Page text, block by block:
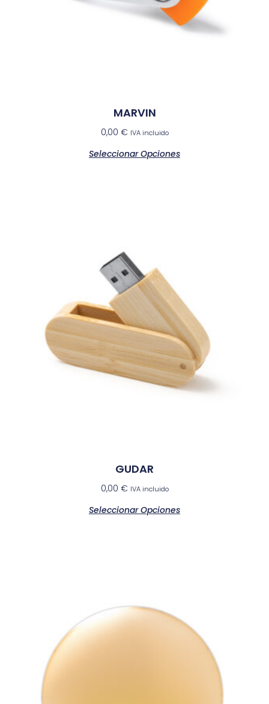
MARVIN
0,00 € IVA incluido
Seleccionar Opciones
GUDAR
0,00 € IVA incluido
Seleccionar Opciones